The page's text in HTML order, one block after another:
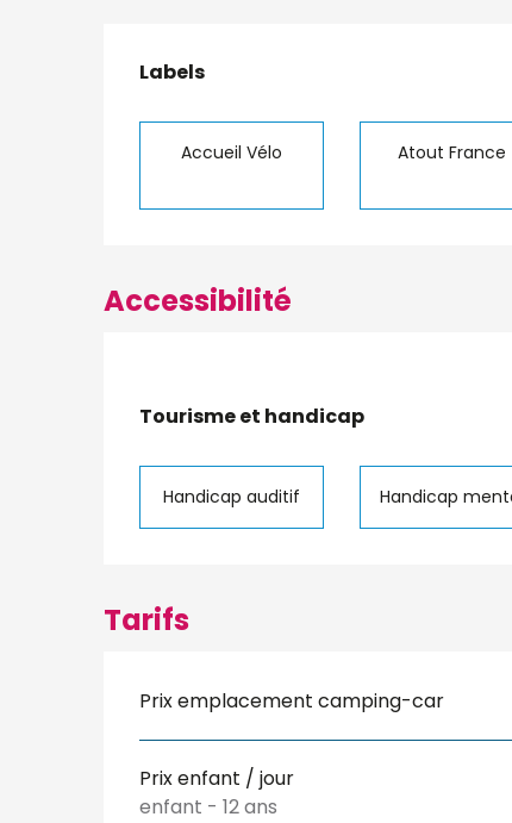
Offres de
Labels
Labels
Accueil Vélo Atout France
Accessibilité
Tourisme et handicap
Tourisme et handicap
Handicap auditif Handicap
Tarifs
Prix emplacement camping-car
Prix enfant / jour
enfant - 12 ans